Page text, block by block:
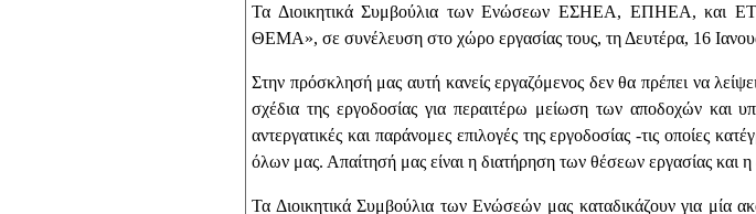
Τα Διοικητικά Συμβούλια των Ενώσεων ΕΣΗΕΑ, ΕΠΗΕΑ, και
ΘΕΜΑ», σε συνέλευση στο χώρο εργασίας τους, τη Δευτέρα, 16
Στην πρόσκλησή μας αυτή κανείς εργαζόμενος δεν θα πρέπει να
σχέδια της εργοδοσίας για περαιτέρω μείωση των αποδοχών
αντεργατικές και παράνομες επιλογές της εργοδοσίας -τις οποίες
όλων μας. Απαίτησή μας είναι η διατήρηση των θέσεων εργασίας και η
Τα Διοικητικά Συμβούλια των Ενώσεών μας καταδικάζουν για μία